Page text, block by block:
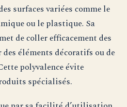
surfaces variées comme le
ou le plastique. Sa
de coller efficacement des
des éléments décoratifs ou de
polyvalence évite
spécialisés.